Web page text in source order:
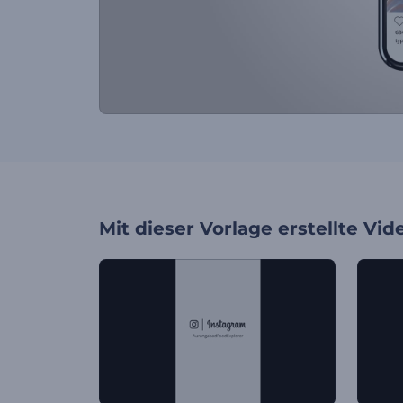
Mit dieser Vorlage erstellte